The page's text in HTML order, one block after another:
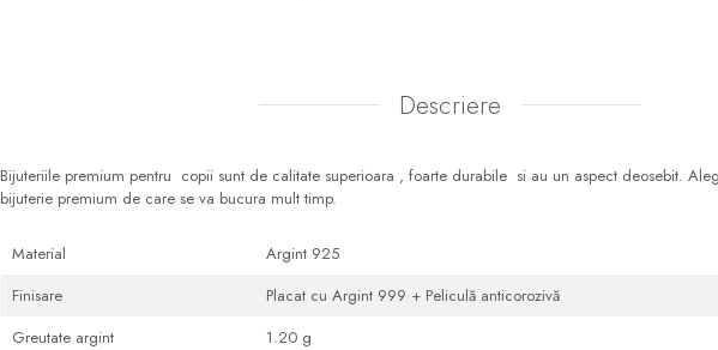
Descriere
Bijuteriile premium pentru copii sunt de calitate superioara , foarte durabile si au un aspect deosebit.
bijuterie premium de care se va bucura mult timp.
Material
Argint 925
Finisare
Placat cu Argint 999 + Peliculă anticorozivă
Greutate argint
1.20 g